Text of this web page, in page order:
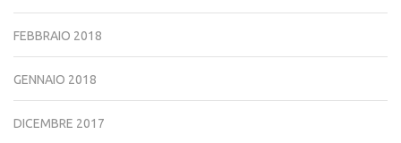
FEBBRAIO 2018
GENNAIO 2018
DICEMBRE 2017